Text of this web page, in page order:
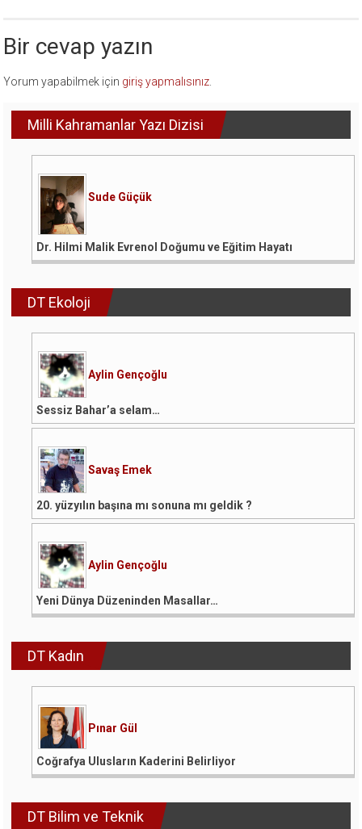
Bir cevap yazın
Yorum yapabilmek için giriş yapmalısınız
Milli Kahramanlar Yazı Dizisi
Sude Güçük
Dr. Hilmi Malik Evrenol Doğumu ve Eğitim Hayatı
DT Ekoloji
Aylin Gençoğlu
Sessiz Bahar’a selam…
Savaş Emek
20. yüzyılın başına mı sonuna mı geldik ?
Aylin Gençoğlu
Yeni Dünya Düzeninden Masallar…
DT Kadın
Pınar Gül
Coğrafya Ulusların Kaderini Belirliyor
DT Bilim ve Teknik